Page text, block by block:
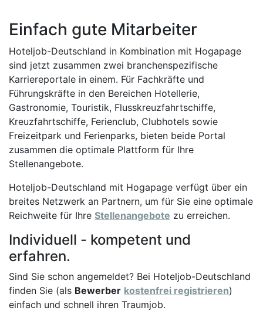
Einfach gute Mitarbeiter
Hoteljob-Deutschland in Kombination mit Hogapage
sind jetzt zusammen zwei branchenspezifische
Karriereportale in einem. Für Fachkräfte und
Führungskräfte in den Bereichen Hotellerie,
Gastronomie, Touristik, Flusskreuzfahrtschiffe,
Kreuzfahrtschiffe, Ferienclub, Clubhotels sowie
Freizeitpark und Ferienparks, bieten beide Portal
zusammen die optimale Plattform für Ihre
Stellenangebote.
Hoteljob-Deutschland mit Hogapage verfügt über ein
breites Netzwerk an Partnern, um für Sie eine optimale
Reichweite für Ihre Stellenangebote zu erreichen.
Individuell - kompetent und
erfahren.
Sind Sie schon angemeldet? Bei Hoteljob-Deutschland
finden Sie (als Bewerber kostenfrei registrieren)
einfach und schnell ihren Traumjob.